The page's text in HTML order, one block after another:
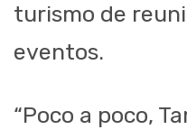
turismo de
eventos.
“Poco a poco,